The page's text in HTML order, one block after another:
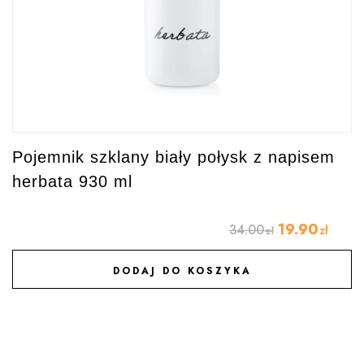
Pojemnik szklany biały połysk z napisem
herbata 930 ml
34.00zł 19.90zł
DODAJ DO KOSZYKA
DODAJ DO ULUBIONYCH